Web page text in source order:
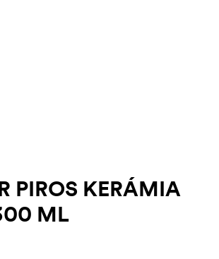
PIROS KERÁMIA
ML